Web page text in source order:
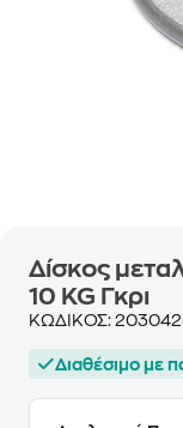
Δίσκος
10 KG Γκρι
ΚΩΔΙΚΟΣ:
Διαθέσιμο με